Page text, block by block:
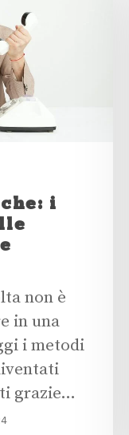
i
non è
in una
i metodi
grazie…